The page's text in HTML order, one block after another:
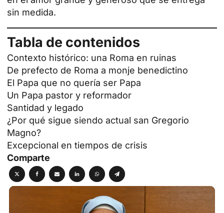
sin medida.
Tabla de contenidos
Contexto histórico: una Roma en ruinas
De prefecto de Roma a monje benedictino
El Papa que no quería ser Papa
Un Papa pastor y reformador
Santidad y legado
¿Por qué sigue siendo actual san Gregorio
Magno?
Excepcional en tiempos de crisis
Comparte